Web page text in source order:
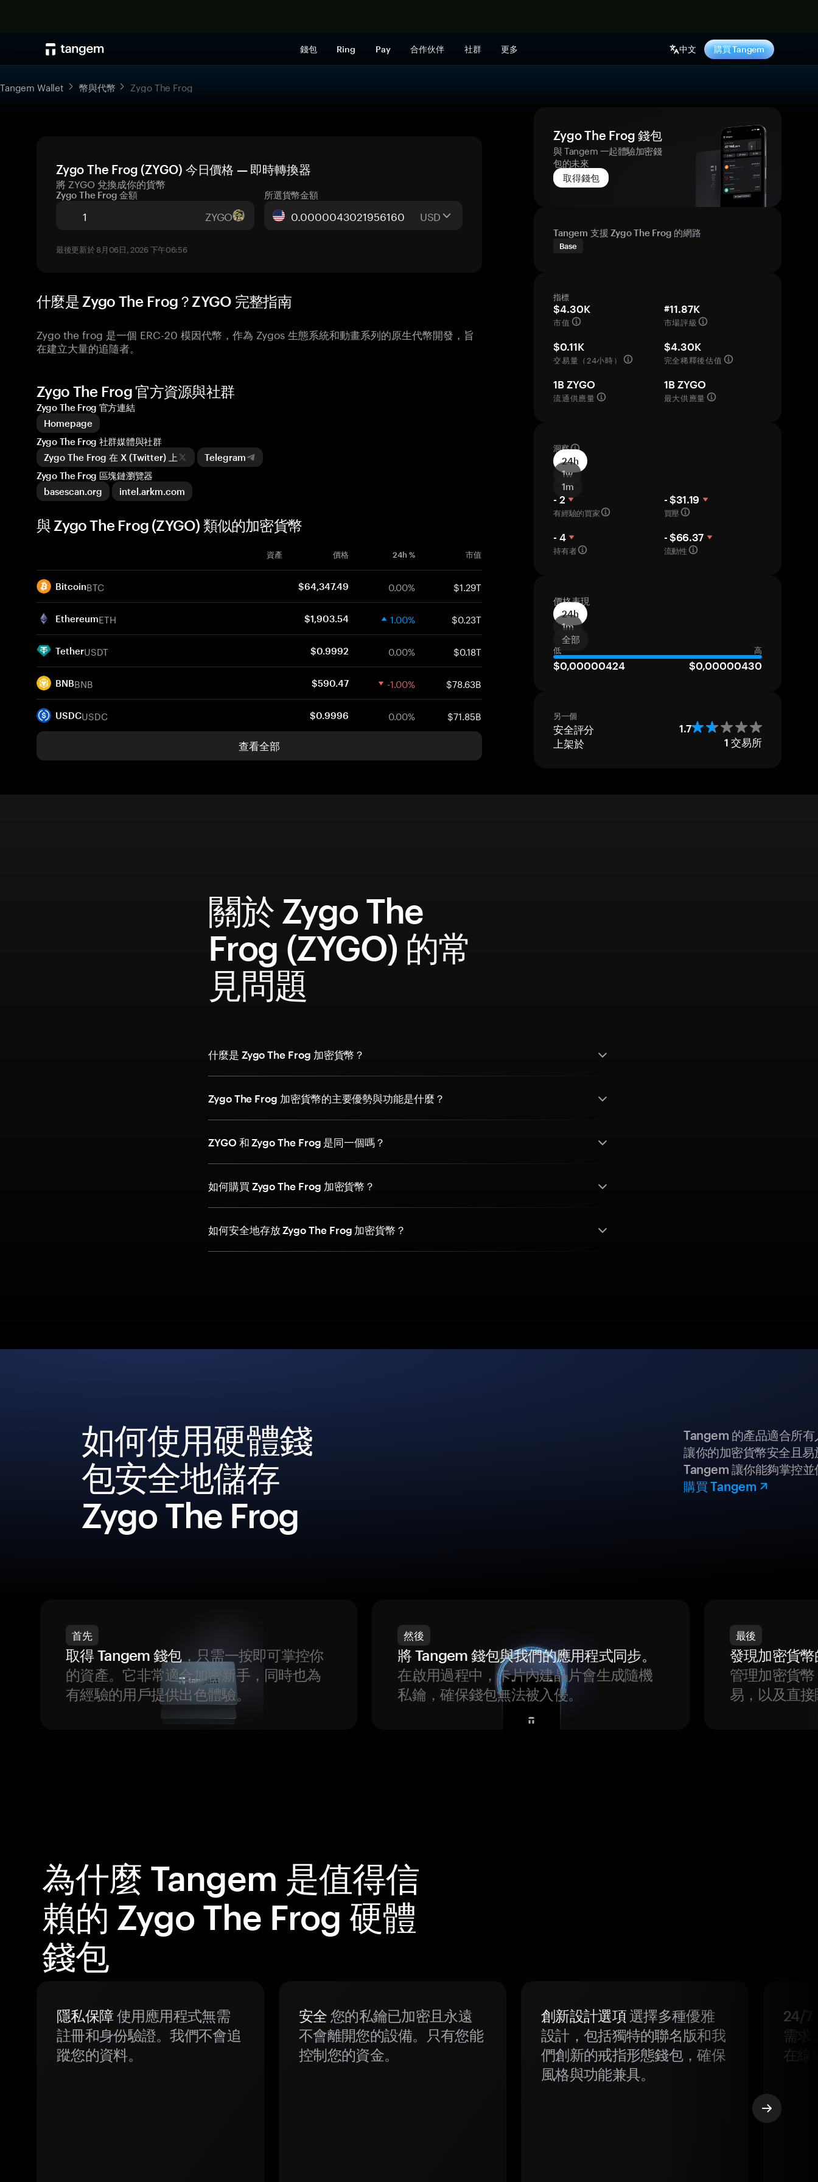
錢包 Ring Pay 合作伙伴 社群 更多 中文 購買 Tangem
Tangem Wallet 幣與代幣 Zygo The Frog
Zygo The Frog (ZYGO) 今日價格 — 即時轉換器
將 ZYGO 兌換成你的貨幣
Zygo The Frog 金額
ZYGO
所選貨幣金額
USD
最後更新於 8月06日, 2026 下午06:56
什麼是 Zygo The Frog？ZYGO 完整指南
Zygo the frog 是一個 ERC-20 模因代幣，作為 Zygos 生態系統和動畫系列的原生代幣開發，旨
在建立大量的追隨者。
Zygo The Frog 錢包
與 Tangem 一起體驗加密錢
包的未來
取得錢包
Tangem 支援 Zygo The Frog 的網路
Base
指標
$4.30K
市值
#11.87K
市場評級
$0.11K
交易量（24小時）
$4.30K
完全稀釋後估值
1B ZYGO
流通供應量
1B ZYGO
最大供應量
洞察
24h
1w
1m
- 2
有經驗的買家
- $31.19
買壓
- 4
持有者
- $66.37
流動性
價格表現
24h
1m
全部
低 高
$0,00000424 $0,00000430
另一個
安全評分 1.7
上架於 1 交易所
Zygo The Frog 官方資源與社群
Zygo The Frog 官方連結
Homepage
Zygo The Frog 社群媒體與社群
Zygo The Frog 在 X (Twitter) 上
Telegram
Zygo The Frog 區塊鏈瀏覽器
basescan.org
intel.arkm.com
與 Zygo The Frog (ZYGO) 類似的加密貨幣
資產 價格 24h % 市值
BitcoinBTC $64,347.49 0.00% $1.29T
EthereumETH $1,903.54 1.00% $0.23T
TetherUSDT $0.9992 0.00% $0.18T
BNBBNB $590.47 -1.00% $78.63B
USDCUSDC $0.9996 0.00% $71.85B
查看全部
關於 Zygo The
Frog (ZYGO) 的常
見問題
什麼是 Zygo The Frog 加密貨幣？
Zygo The Frog 加密貨幣的主要優勢與功能是什麼？
ZYGO 和 Zygo The Frog 是同一個嗎？
如何購買 Zygo The Frog 加密貨幣？
如何安全地存放 Zygo The Frog 加密貨幣？
如何使用硬體錢
包安全地儲存
Zygo The Frog
Tangem 的產品適合所
讓你的加密貨幣安全且
Tangem 讓你能夠掌控
購買 Tangem
首先
取得 Tangem 錢包，只需一按即可掌控你
的資產。它非常適合加密新手，同時也為
有經驗的用戶提供出色體驗。
然後
將 Tangem 錢包與我們的應用程式同步。
在啟用過程中，卡片內建晶片會生成隨機
私鑰，確保錢包無法被入侵。
最後
發現加密貨
管理加密貨
易，以及直
為什麼 Tangem 是值得信
賴的 Zygo The Frog 硬體
錢包
隱私保障使用應用程式無需
註冊和身份驗證。我們不會追
蹤您的資料。
安全 您的私鑰已加密且永遠
不會離開您的設備。只有您能
控制您的資金。
創新設計選項選擇多種優雅
設計，包括獨特的聯名版和我
們創新的戒指形態錢包，確保
風格與功能兼具。
24/7
需求
在線